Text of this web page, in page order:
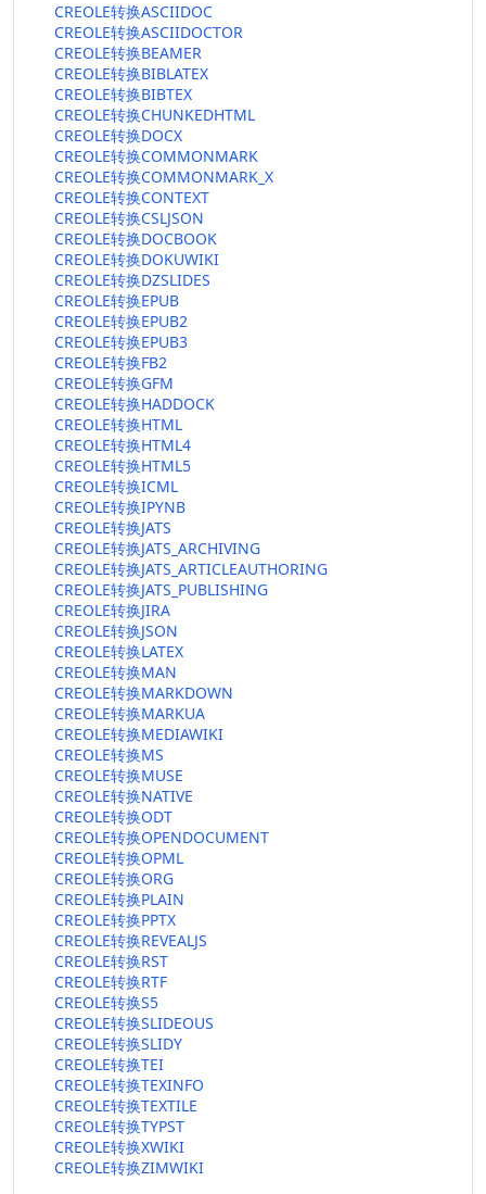
CREOLE转换ASCIIDOC
CREOLE转换ASCIIDOCTOR
CREOLE转换BEAMER
CREOLE转换BIBLATEX
CREOLE转换BIBTEX
CREOLE转换CHUNKEDHTML
CREOLE转换DOCX
CREOLE转换COMMONMARK
CREOLE转换COMMONMARK_X
CREOLE转换CONTEXT
CREOLE转换CSLJSON
CREOLE转换DOCBOOK
CREOLE转换DOKUWIKI
CREOLE转换DZSLIDES
CREOLE转换EPUB
CREOLE转换EPUB2
CREOLE转换EPUB3
CREOLE转换FB2
CREOLE转换GFM
CREOLE转换HADDOCK
CREOLE转换HTML
CREOLE转换HTML4
CREOLE转换HTML5
CREOLE转换ICML
CREOLE转换IPYNB
CREOLE转换JATS
CREOLE转换JATS_ARCHIVING
CREOLE转换JATS_ARTICLEAUTHORING
CREOLE转换JATS_PUBLISHING
CREOLE转换JIRA
CREOLE转换JSON
CREOLE转换LATEX
CREOLE转换MAN
CREOLE转换MARKDOWN
CREOLE转换MARKUA
CREOLE转换MEDIAWIKI
CREOLE转换MS
CREOLE转换MUSE
CREOLE转换NATIVE
CREOLE转换ODT
CREOLE转换OPENDOCUMENT
CREOLE转换OPML
CREOLE转换ORG
CREOLE转换PLAIN
CREOLE转换PPTX
CREOLE转换REVEALJS
CREOLE转换RST
CREOLE转换RTF
CREOLE转换S5
CREOLE转换SLIDEOUS
CREOLE转换SLIDY
CREOLE转换TEI
CREOLE转换TEXINFO
CREOLE转换TEXTILE
CREOLE转换TYPST
CREOLE转换XWIKI
CREOLE转换ZIMWIKI